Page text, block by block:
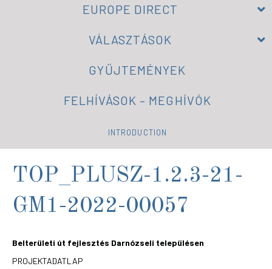
EUROPE DIRECT
VÁLASZTÁSOK
GYŰJTEMÉNYEK
FELHÍVÁSOK – MEGHÍVÓK
INTRODUCTION
TOP_PLUSZ-1.2.3-21-
GM1-2022-00057
Belterületi út fejlesztés Darnózseli településen
PROJEKTADATLAP